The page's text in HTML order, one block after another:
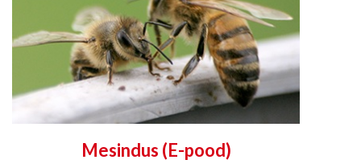
Mesindus (E-pood)